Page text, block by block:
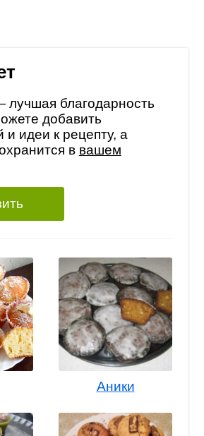
лучшая благодарность
добавить
и идеи к рецепту, а
в вашем
Аники